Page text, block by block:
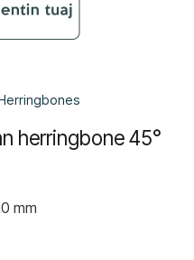
herringbone 45°
mm